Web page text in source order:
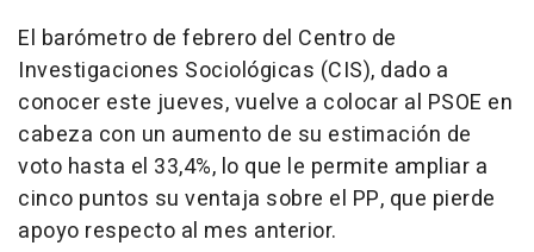
El barómetro de febrero del Centro de
Investigaciones Sociológicas (CIS), dado a
conocer este jueves, vuelve a colocar al PSOE en
cabeza con un aumento de su estimación de
voto hasta el 33,4%, lo que le permite ampliar a
cinco puntos su ventaja sobre el PP, que pierde
apoyo respecto al mes anterior.